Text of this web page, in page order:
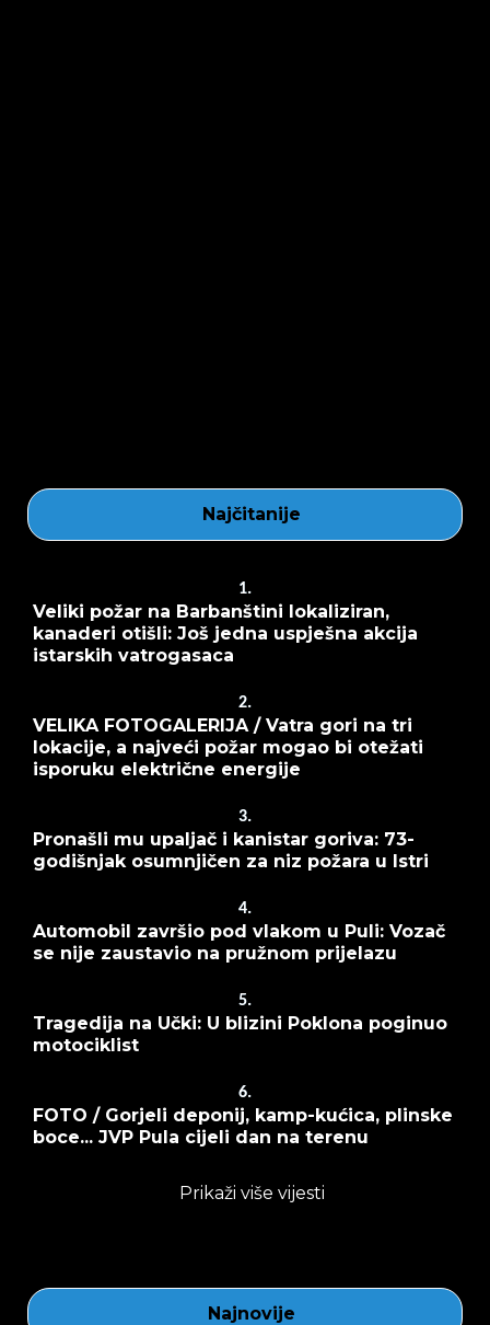
Najčitanije
1.
Veliki požar na Barbanštini lokaliziran,
kanaderi otišli: Još jedna uspješna akcija
istarskih vatrogasaca
2.
VELIKA FOTOGALERIJA / Vatra gori na tri
lokacije, a najveći požar mogao bi otežati
isporuku električne energije
3.
Pronašli mu upaljač i kanistar goriva: 73-
godišnjak osumnjičen za niz požara u Istri
4.
Automobil završio pod vlakom u Puli: Vozač
se nije zaustavio na pružnom prijelazu
5.
Tragedija na Učki: U blizini Poklona poginuo
motociklist
6.
FOTO / Gorjeli deponij, kamp-kućica, plinske
boce... JVP Pula cijeli dan na terenu
Prikaži više vijesti
Najnovije